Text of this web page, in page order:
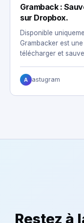
Gramback :
sur Dropbox.
Disponible
Grambacker est
télécharger et
A astugram
Restez à